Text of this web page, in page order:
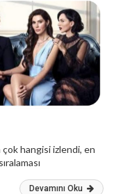
çok hangisi izlendi, en
Devamını Oku